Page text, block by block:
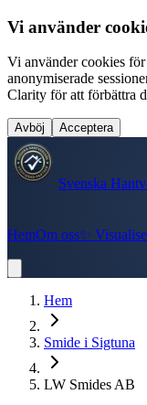
Vi använder
Vi använder cookies
anonymiserade
Clarity för att förbättra
Avböj Acceptera
Svenska
HemOm oss✨
Hem
Smide i Sigtuna
LW Smides AB